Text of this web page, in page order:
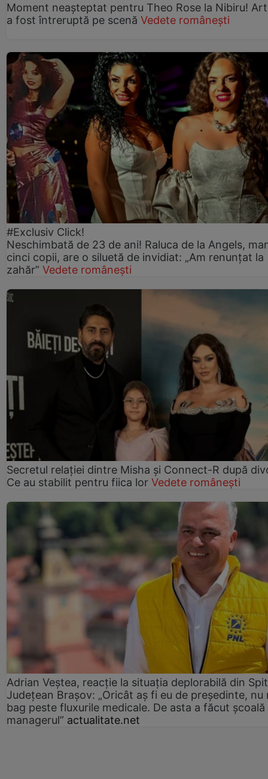
Moment neașteptat pentru Theo Rose la Nibiru!
a fost întreruptă pe scenă Vedete românești
#Exclusiv Click!
Neschimbată de 23 de ani! Raluca de la Angels,
cinci copii, are o siluetă de invidiat: „Am renunțat la
zahăr” Vedete românești
Secretul relației dintre Misha și Connect-R după
Ce au stabilit pentru fiica lor Vedete românești
Adrian Veștea, reacție la situația deplorabilă din
Județean Brașov: „Oricât aș fi eu de președinte, nu
bag peste fluxurile medicale. De asta a făcut școală
managerul” actualitate.net